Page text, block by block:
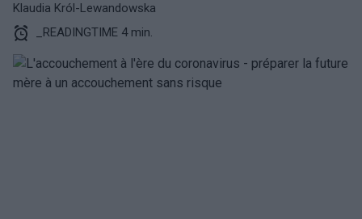
Klaudia Król-Lewandowska
_READINGTIME 4 min.